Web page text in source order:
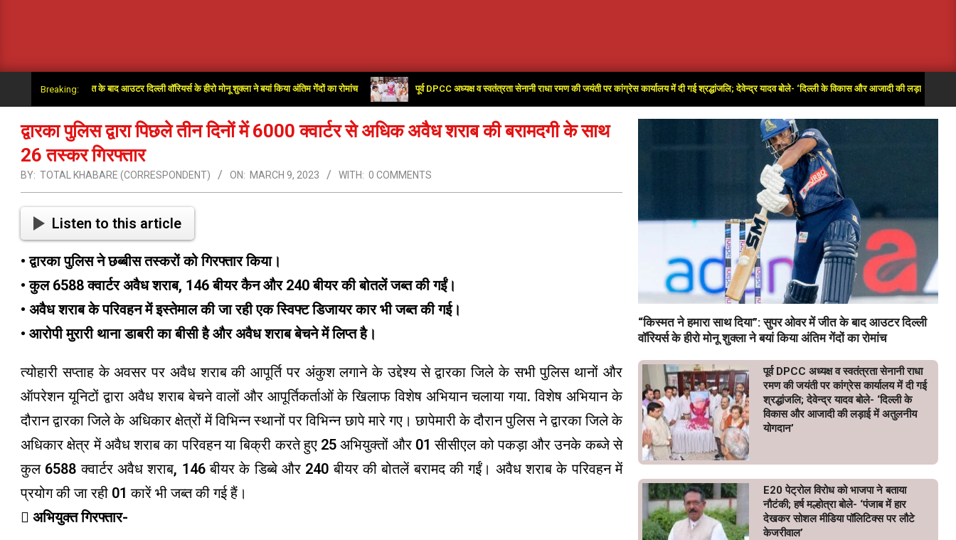
Breaking:
ओवर में जीत के बाद आउटर दिल्ली वॉरियर्स के हीरो मोनू शुक्ला ने बयां किया अंतिम गेंदों का रोमांच पूर्व DPCC अध्यक्ष व स्वतंत्रता सेनानी राधा रमण की जयंती पर कांग्रेस कार्यालय में दी गई श्रद्धांजलि; देवेन्द्र यादव बोले- ‘दिल्ली के विकास और आजादी की लड़ाई में अतुलनीय योगदान’
द्वारका पुलिस द्वारा पिछले तीन दिनों में 6000 क्वार्टर से अधिक अवैध शराब की बरामदगी के साथ
26 तस्कर गिरफ्तार
BY: TOTAL KHABARE (CORRESPONDENT) ON: MARCH 9, 2023 WITH: 0 COMMENTS
Listen to this article
• द्वारका पुलिस ने छब्बीस तस्करों को गिरफ्तार किया।
• कुल 6588 क्वार्टर अवैध शराब, 146 बीयर कैन और 240 बीयर की बोतलें जब्त की गईं।
• अवैध शराब के परिवहन में इस्तेमाल की जा रही एक स्विफ्ट डिजायर कार भी जब्त की गई।
• आरोपी मुरारी थाना डाबरी का बीसी है और अवैध शराब बेचने में लिप्त है।
त्योहारी सप्ताह के अवसर पर अवैध शराब की आपूर्ति पर अंकुश लगाने के उद्देश्य से द्वारका जिले के सभी पुलिस थानों और
ऑपरेशन यूनिटों द्वारा अवैध शराब बेचने वालों और आपूर्तिकर्ताओं के खिलाफ विशेष अभियान चलाया गया. विशेष अभियान के
दौरान द्वारका जिले के अधिकार क्षेत्रों में विभिन्न स्थानों पर विभिन्न छापे मारे गए। छापेमारी के दौरान पुलिस ने द्वारका जिले के
अधिकार क्षेत्र में अवैध शराब का परिवहन या बिक्री करते हुए 25 अभियुक्तों और 01 सीसीएल को पकड़ा और उनके कब्जे से
कुल 6588 क्वार्टर अवैध शराब, 146 बीयर के डिब्बे और 240 बीयर की बोतलें बरामद की गईं। अवैध शराब के परिवहन में
प्रयोग की जा रही 01 कारें भी जब्त की गई हैं।
 अभियुक्त गिरफ्तार-
“किस्मत ने हमारा साथ दिया”: सुपर ओवर में जीत के बाद आउटर दिल्ली
वॉरियर्स के हीरो मोनू शुक्ला ने बयां किया अंतिम गेंदों का रोमांच
पूर्व DPCC अध्यक्ष व स्वतंत्रता सेनानी राधा
रमण की जयंती पर कांग्रेस कार्यालय में दी गई
श्रद्धांजलि; देवेन्द्र यादव बोले- ‘दिल्ली के
विकास और आजादी की लड़ाई में अतुलनीय
योगदान’
E20 पेट्रोल विरोध को भाजपा ने बताया
नौटंकी; हर्ष मल्होत्रा बोले- ‘पंजाब में हार
देखकर सोशल मीडिया पॉलिटिक्स पर लौटे
केजरीवाल’